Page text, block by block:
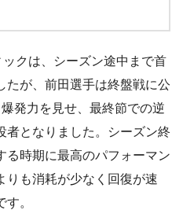
クは、シーズン途中まで首
たが、前田選手は終盤戦に公
発力を見せ、最終節での逆
者となりました。シーズン終
る時期に最高のパフォーマン
りも消耗が少なく回復が速
。